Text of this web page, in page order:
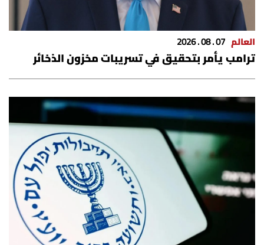
العالم 07 . 08 . 2026
ترامب يأمر بتحقيق في تسريبات مخزون الذخائر